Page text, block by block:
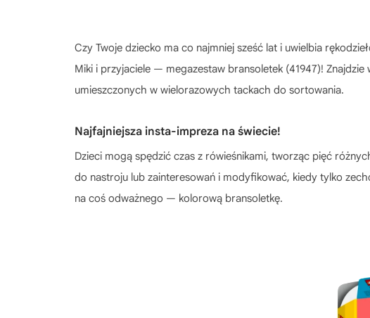
Czy Twoje dziecko ma co najmniej sześć lat i uwielbia
Miki i przyjaciele — megazestaw bransoletek (41947)!
umieszczonych w wielorazowych tackach do sortowania.
Najfajniejsza insta-impreza na świecie!
Dzieci mogą spędzić czas z rówieśnikami, tworząc pięć
do nastroju lub zainteresowań i modyfikować, kiedy tylko
na coś odważnego — kolorową bransoletkę.